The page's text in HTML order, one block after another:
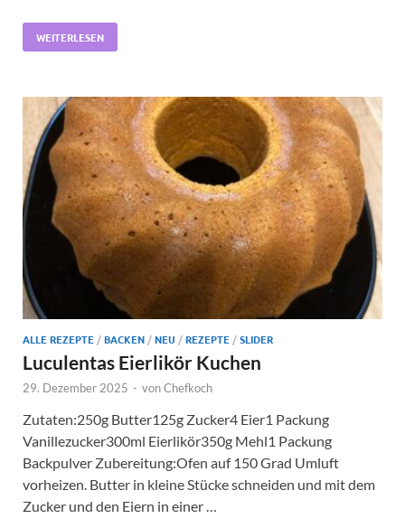
WEITERLESEN
ALLE REZEPTE /BACKEN /NEU /REZEPTE /SLIDER
Luculentas Eierlikör Kuchen
29. Dezember 2025 - vonChefkoch
Zutaten:250g Butter125g Zucker4 Eier1 Packung
Vanillezucker300ml Eierlikör350g Mehl1 Packung
Backpulver Zubereitung:Ofen auf 150 Grad Umluft
vorheizen. Butter in kleine Stücke schneiden und mit dem
Zucker und den Eiern in einer …